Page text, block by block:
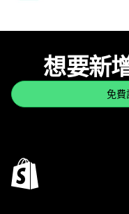
想要新
免